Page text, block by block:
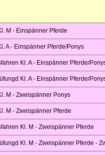
M - Einspänner Pferde
A - Einspänner Pferde/Ponys
Kl. A - Einspänner Pferde/
Kl. A - Einspänner Pferde/
M - Zweispänner Ponys
M - Zweispänner Pferde
Kl. M - Zweispänner Pferde
Kl. M - Zweispänner Pferde -